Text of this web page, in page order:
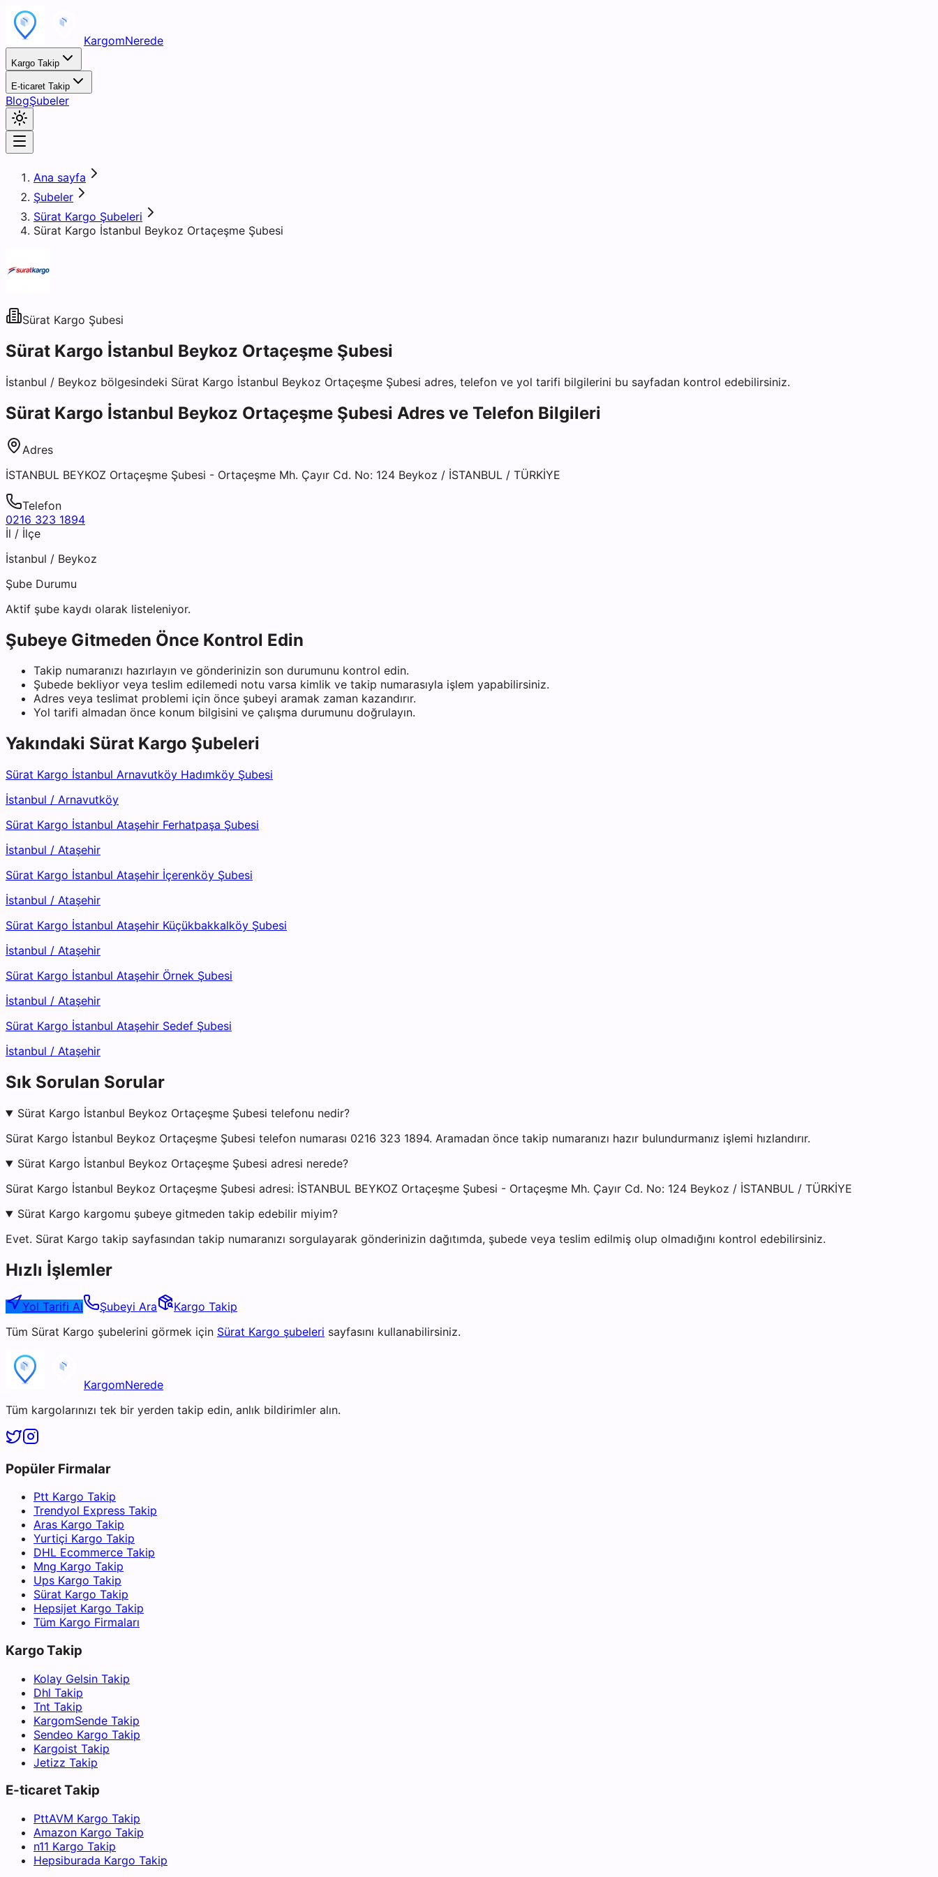
KargomNerede
Kargo Takip
E-ticaret Takip
BlogŞubeler
Ana sayfa
Şubeler
Sürat Kargo Şubeleri
Sürat Kargo İstanbul Beykoz Ortaçeşme Şubesi
Sürat Kargo Şubesi
Sürat Kargo İstanbul Beykoz Ortaçeşme Şubesi
İstanbul / Beykoz bölgesindeki Sürat Kargo İstanbul Beykoz Ortaçeşme Şubesi adres, telefon ve yol tarifi bilgilerini bu sayfadan kontrol edebilirsiniz.
Sürat Kargo İstanbul Beykoz Ortaçeşme Şubesi Adres ve Telefon Bilgileri
Adres
İSTANBUL BEYKOZ Ortaçeşme Şubesi - Ortaçeşme Mh. Çayır Cd. No: 124 Beykoz / İSTANBUL / TÜRKİYE
Telefon
0216 323 1894
İl / İlçe
İstanbul / Beykoz
Şube Durumu
Aktif şube kaydı olarak listeleniyor.
Şubeye Gitmeden Önce Kontrol Edin
Takip numaranızı hazırlayın ve gönderinizin son durumunu kontrol edin.
Şubede bekliyor veya teslim edilemedi notu varsa kimlik ve takip numarasıyla işlem yapabilirsiniz.
Adres veya teslimat problemi için önce şubeyi aramak zaman kazandırır.
Yol tarifi almadan önce konum bilgisini ve çalışma durumunu doğrulayın.
Yakındaki Sürat Kargo Şubeleri
Sürat Kargo İstanbul Arnavutköy Hadımköy Şubesi
İstanbul / Arnavutköy
Sürat Kargo İstanbul Ataşehir Ferhatpaşa Şubesi
İstanbul / Ataşehir
Sürat Kargo İstanbul Ataşehir İçerenköy Şubesi
İstanbul / Ataşehir
Sürat Kargo İstanbul Ataşehir Küçükbakkalköy Şubesi
İstanbul / Ataşehir
Sürat Kargo İstanbul Ataşehir Örnek Şubesi
İstanbul / Ataşehir
Sürat Kargo İstanbul Ataşehir Sedef Şubesi
İstanbul / Ataşehir
Sık Sorulan Sorular
Sürat Kargo İstanbul Beykoz Ortaçeşme Şubesi telefonu nedir?
Sürat Kargo İstanbul Beykoz Ortaçeşme Şubesi telefon numarası 0216 323 1894. Aramadan önce takip numaranızı hazır bulundurmanız işlemi hızlandırır.
Sürat Kargo İstanbul Beykoz Ortaçeşme Şubesi adresi nerede?
Sürat Kargo İstanbul Beykoz Ortaçeşme Şubesi adresi: İSTANBUL BEYKOZ Ortaçeşme Şubesi - Ortaçeşme Mh. Çayır Cd. No: 124 Beykoz / İSTANBUL / TÜRKİYE
Sürat Kargo kargomu şubeye gitmeden takip edebilir miyim?
Evet. Sürat Kargo takip sayfasından takip numaranızı sorgulayarak gönderinizin dağıtımda, şubede veya teslim edilmiş olup olmadığını kontrol edebilirsiniz.
Hızlı İşlemler
Yol Tarifi Al Şubeyi Ara
Kargo Takip
Tüm Sürat Kargo şubelerini görmek için Sürat Kargo şubeleri sayfasını kullanabilirsiniz.
KargomNerede
Tüm kargolarınızı tek bir yerden takip edin, anlık bildirimler alın.
Popüler Firmalar
Ptt Kargo Takip
Trendyol Express Takip
Aras Kargo Takip
Yurtiçi Kargo Takip
DHL Ecommerce Takip
Mng Kargo Takip
Ups Kargo Takip
Sürat Kargo Takip
Hepsijet Kargo Takip
Tüm Kargo Firmaları
Kargo Takip
Kolay Gelsin Takip
Dhl Takip
Tnt Takip
KargomSende Takip
Sendeo Kargo Takip
Kargoist Takip
Jetizz Takip
E-ticaret Takip
PttAVM Kargo Takip
Amazon Kargo Takip
n11 Kargo Takip
Hepsiburada Kargo Takip